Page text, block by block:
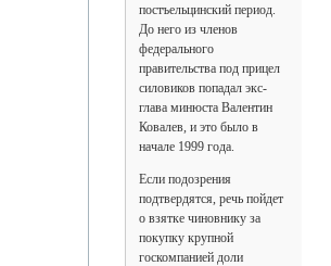
постъельцинский период.
До него из членов
федерального
правительства под прицел
силовиков попадал экс-
глава минюста Валентин
Ковалев, и это было в
начале 1999 года.
Если подозрения
подтвердятся, речь пойдет
о взятке чиновнику за
покупку крупной
госкомпанией доли